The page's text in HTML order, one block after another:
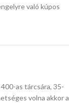
való kúpos
as tárcsára, 35-
volna akkor a